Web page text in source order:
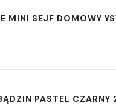
MINI SEJF DOMOWY
PASTEL CZARNY